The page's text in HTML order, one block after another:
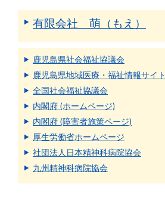
有限会社 萌（もえ）
鹿児島県社会福祉協議会
鹿児島県地域医療・福祉情報サイト
全国社会福祉協議会
内閣府 (ホームページ)
内閣府 (障害者施策ページ)
厚生労働省ホームページ
社団法人日本精神科病院協会
九州精神科病院協会